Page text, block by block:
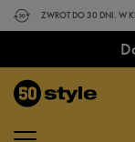
ZWROT DO 30 DNI. W